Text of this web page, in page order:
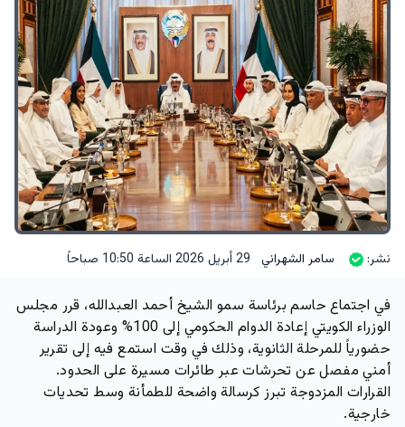
نشر: سامر الشهراني 29 أبريل 2026 الساعة 10:50 صباحاً
في اجتماع حاسم برئاسة سمو الشيخ أحمد العبدالله، قرر مجلس
الوزراء الكويتي إعادة الدوام الحكومي إلى 100% وعودة الدراسة
حضورياً للمرحلة الثانوية، وذلك في وقت استمع فيه إلى تقرير
أمني مفصل عن تحرشات عبر طائرات مسيرة على الحدود.
القرارات المزدوجة تبرز كرسالة واضحة للطمأنة وسط تحديات
خارجية.